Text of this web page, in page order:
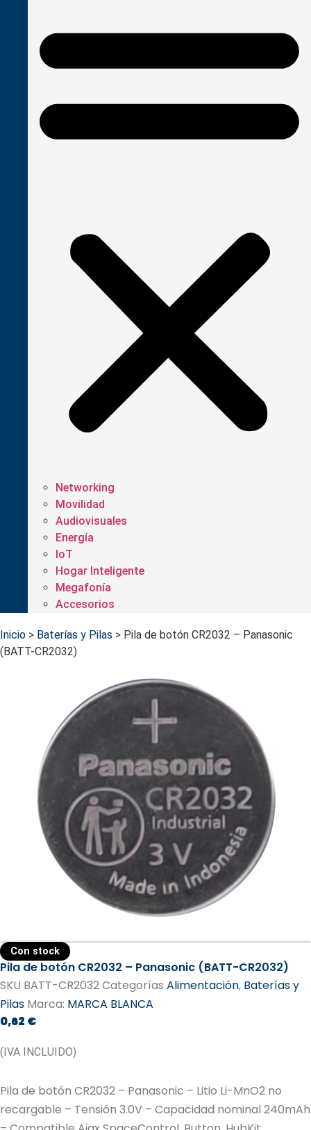
Networking
Movilidad
Audiovisuales
Energía
IoT
Hogar Inteligente
Megafonía
Accesorios
Inicio > Baterías y Pilas > Pila de botón CR2032 – Panasonic
(BATT-CR2032)
Con stock
Pila de botón CR2032 – Panasonic (BATT-CR2032)
SKU BATT-CR2032Categorías Alimentación, Baterías y
Pilas Marca: MARCA BLANCA
0,62 €
(IVA INCLUIDO)
Pila de botón CR2032 – Panasonic – Litio Li-MnO2 no
recargable – Tensión 3.0V – Capacidad nominal 240mAh